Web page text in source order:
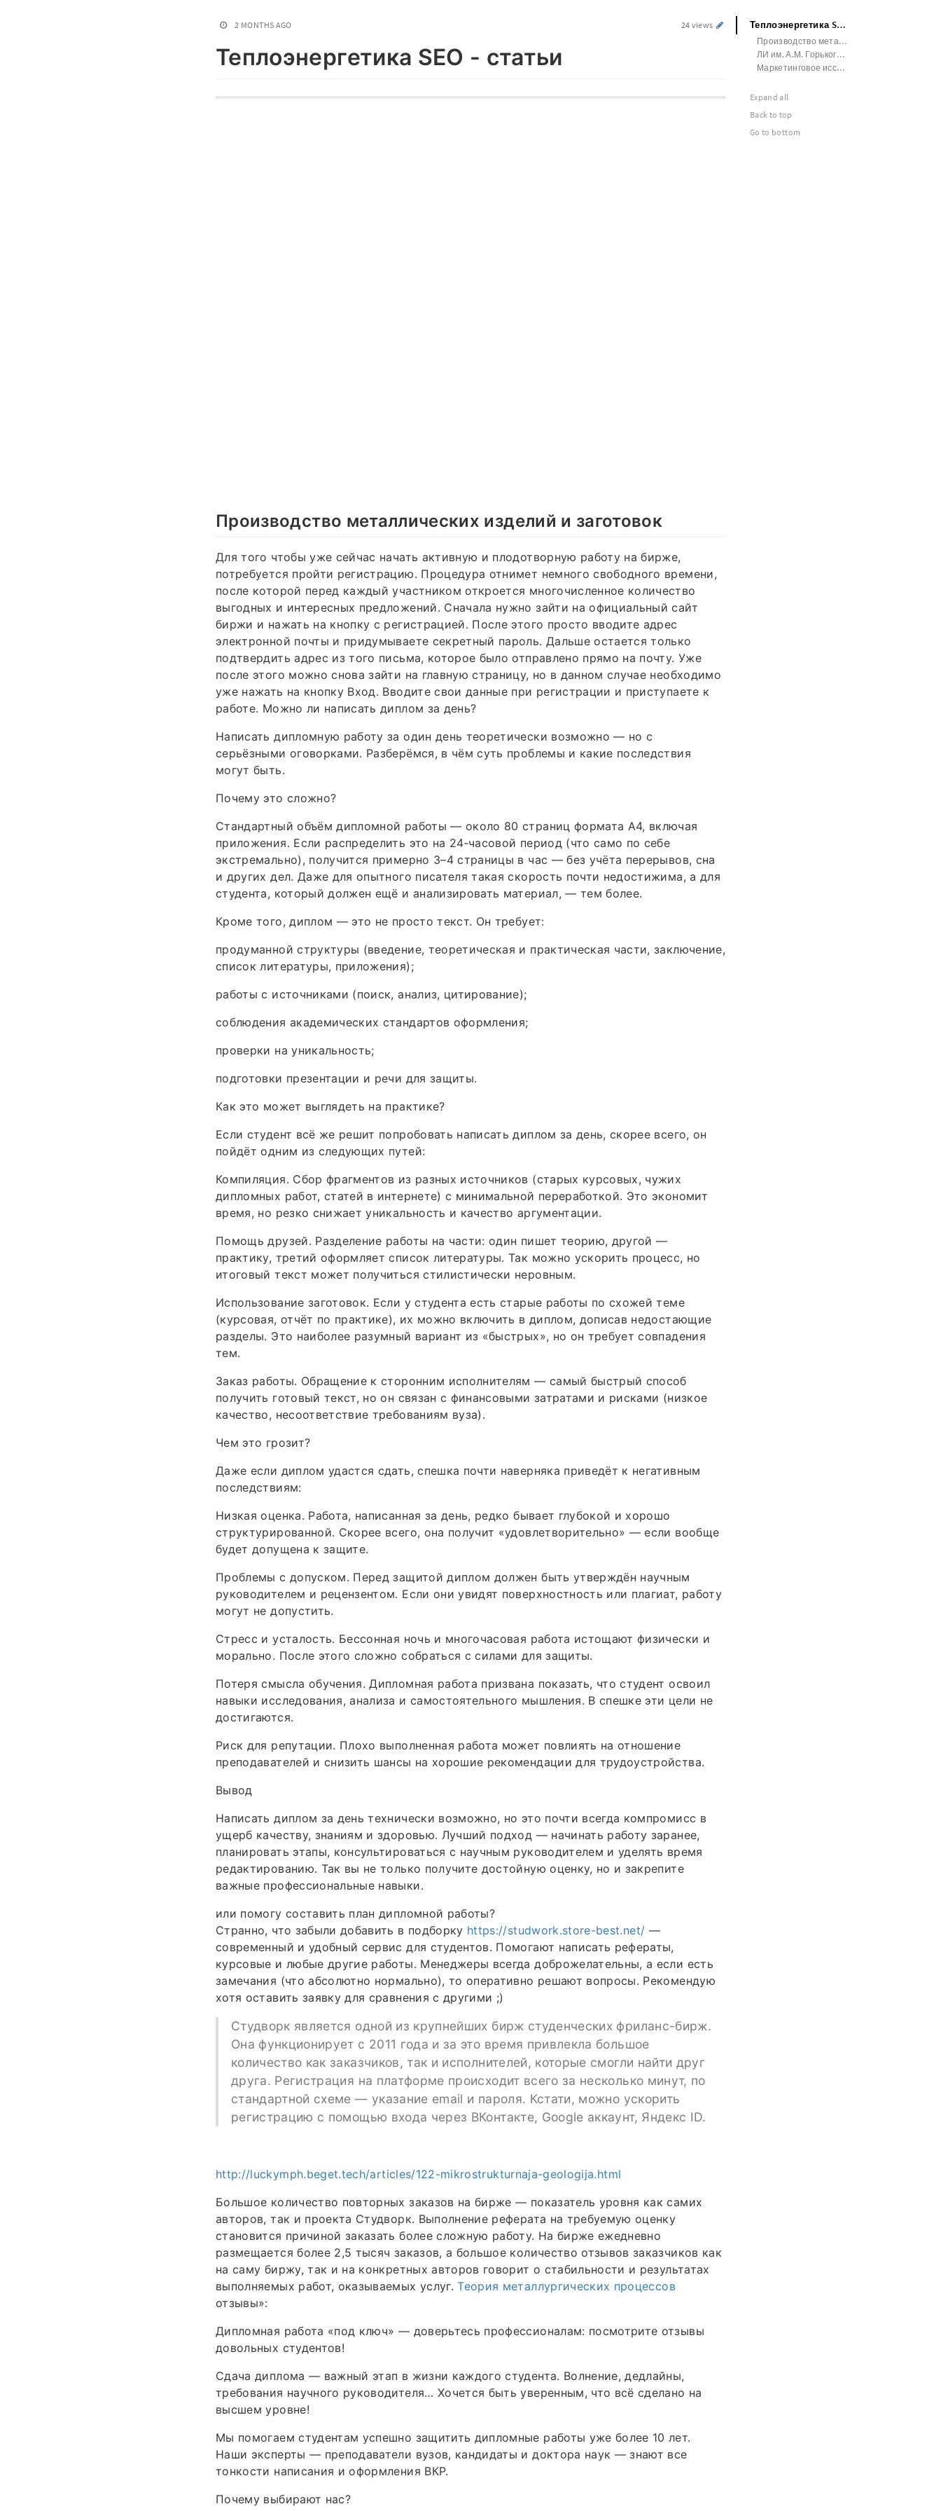
2 MONTHS AGO 24 views
Теплоэнергетика SEO - статьи
Производство металлических изделий и заготовок
Для того чтобы уже сейчас начать активную и плодотворную работу на бирже,
потребуется пройти регистрацию. Процедура отнимет немного свободного времени,
после которой перед каждый участником откроется многочисленное количество
выгодных и интересных предложений. Сначала нужно зайти на официальный сайт
биржи и нажать на кнопку с регистрацией. После этого просто вводите адрес
электронной почты и придумываете секретный пароль. Дальше остается только
подтвердить адрес из того письма, которое было отправлено прямо на почту. Уже
после этого можно снова зайти на главную страницу, но в данном случае необходимо
уже нажать на кнопку Вход. Вводите свои данные при регистрации и приступаете к
работе. Можно ли написать диплом за день?
Написать дипломную работу за один день теоретически возможно — но с
серьёзными оговорками. Разберёмся, в чём суть проблемы и какие последствия
могут быть.
Почему это сложно?
Стандартный объём дипломной работы — около 80 страниц формата А4, включая
приложения. Если распределить это на 24‑часовой период (что само по себе
экстремально), получится примерно 3–4 страницы в час — без учёта перерывов, сна
и других дел. Даже для опытного писателя такая скорость почти недостижима, а для
студента, который должен ещё и анализировать материал, — тем более.
Кроме того, диплом — это не просто текст. Он требует:
продуманной структуры (введение, теоретическая и практическая части, заключение,
список литературы, приложения);
работы с источниками (поиск, анализ, цитирование);
соблюдения академических стандартов оформления;
проверки на уникальность;
подготовки презентации и речи для защиты.
Как это может выглядеть на практике?
Если студент всё же решит попробовать написать диплом за день, скорее всего, он
пойдёт одним из следующих путей:
Компиляция. Сбор фрагментов из разных источников (старых курсовых, чужих
дипломных работ, статей в интернете) с минимальной переработкой. Это экономит
время, но резко снижает уникальность и качество аргументации.
Помощь друзей. Разделение работы на части: один пишет теорию, другой —
практику, третий оформляет список литературы. Так можно ускорить процесс, но
итоговый текст может получиться стилистически неровным.
Использование заготовок. Если у студента есть старые работы по схожей теме
(курсовая, отчёт по практике), их можно включить в диплом, дописав недостающие
разделы. Это наиболее разумный вариант из «быстрых», но он требует совпадения
тем.
Заказ работы. Обращение к сторонним исполнителям — самый быстрый способ
получить готовый текст, но он связан с финансовыми затратами и рисками (низкое
качество, несоответствие требованиям вуза).
Чем это грозит?
Даже если диплом удастся сдать, спешка почти наверняка приведёт к негативным
последствиям:
Низкая оценка. Работа, написанная за день, редко бывает глубокой и хорошо
структурированной. Скорее всего, она получит «удовлетворительно» — если вообще
будет допущена к защите.
Проблемы с допуском. Перед защитой диплом должен быть утверждён научным
руководителем и рецензентом. Если они увидят поверхностность или плагиат, работу
могут не допустить.
Стресс и усталость. Бессонная ночь и многочасовая работа истощают физически и
морально. После этого сложно собраться с силами для защиты.
Потеря смысла обучения. Дипломная работа призвана показать, что студент освоил
навыки исследования, анализа и самостоятельного мышления. В спешке эти цели не
достигаются.
Риск для репутации. Плохо выполненная работа может повлиять на отношение
преподавателей и снизить шансы на хорошие рекомендации для трудоустройства.
Вывод
Написать диплом за день технически возможно, но это почти всегда компромисс в
ущерб качеству, знаниям и здоровью. Лучший подход — начинать работу заранее,
планировать этапы, консультироваться с научным руководителем и уделять время
редактированию. Так вы не только получите достойную оценку, но и закрепите
важные профессиональные навыки.
или помогу составить план дипломной работы?
Странно, что забыли добавить в подборку https://studwork.store-best.net/ —
современный и удобный сервис для студентов. Помогают написать рефераты,
курсовые и любые другие работы. Менеджеры всегда доброжелательны, а если есть
замечания (что абсолютно нормально), то оперативно решают вопросы. Рекомендую
хотя оставить заявку для сравнения с другими ;)
Студворк является одной из крупнейших бирж студенческих фриланс-бирж.
Она функционирует с 2011 года и за это время привлекла большое
количество как заказчиков, так и исполнителей, которые смогли найти друг
друга. Регистрация на платформе происходит всего за несколько минут, по
стандартной схеме — указание email и пароля. Кстати, можно ускорить
регистрацию с помощью входа через ВКонтакте, Google аккаунт, Яндекс ID.
http://luckymph.beget.tech/articles/122-mikrostrukturnaja-geologija.html
Большое количество повторных заказов на бирже — показатель уровня как самих
авторов, так и проекта Студворк. Выполнение реферата на требуемую оценку
становится причиной заказать более сложную работу. На бирже ежедневно
размещается более 2,5 тысяч заказов, а большое количество отзывов заказчиков как
на саму биржу, так и на конкретных авторов говорит о стабильности и результатах
выполняемых работ, оказываемых услуг.Теория металлургических процессов
отзывы»:
Дипломная работа «под ключ» — доверьтесь профессионалам: посмотрите отзывы
довольных студентов!
Сдача диплома — важный этап в жизни каждого студента. Волнение, дедлайны,
требования научного руководителя… Хочется быть уверенным, что всё сделано на
высшем уровне!
Мы помогаем студентам успешно защитить дипломные работы уже более 10 лет.
Наши эксперты — преподаватели вузов, кандидаты и доктора наук — знают все
тонкости написания и оформления ВКР.
Почему выбирают нас?
Теплоэнергетика SEO - статьи
Производство металлических изделий и заготовок
ЛИ им. А.М. Горького Белорусский язык
Маркетинговое исследование Теория металлургических процессов
Expand all
Back to top
Go to bottom